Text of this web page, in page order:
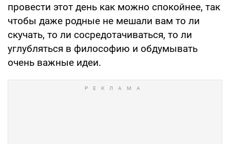
провести этот день как можно спокойнее, так
чтобы даже родные не мешали вам то ли
скучать, то ли сосредотачиваться, то ли
углубляться в философию и обдумывать
очень важные идеи.